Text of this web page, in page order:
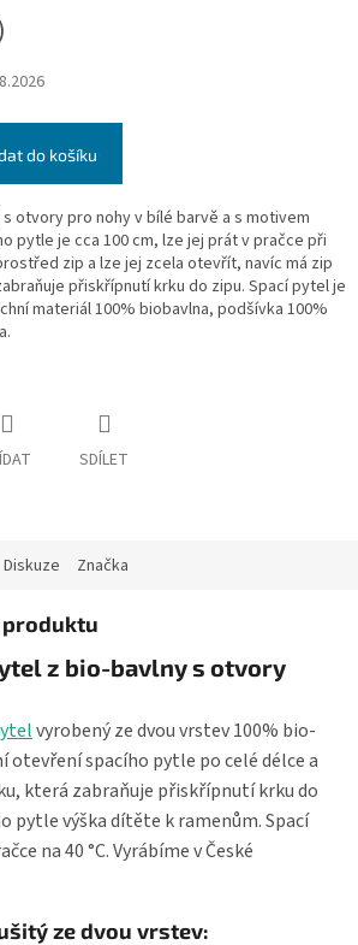
do košíku
otvory pro nohy v bílé barvě a s motivem
pytle je cca 100 cm, lze jej prát v pračce při
zip a lze jej zcela otevřít, navíc má zip
přiskřípnutí krku do zipu. Spací pytel je
materiál 100% biobavlna, podšívka 100%
SDÍLET
Diskuze Značka
z bio-bavlny s otvory
vyrobený ze dvou vrstev 100% bio-
otevření spacího pytle po celé délce a
která zabraňuje přiskřípnutí krku do
pytle výška dítěte k ramenům. Spací
na 40 °C. Vyrábíme v České
ze dvou vrstev: